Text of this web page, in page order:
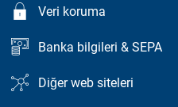
Veri koruma
Banka bilgileri & SEPA
Diğer web siteleri